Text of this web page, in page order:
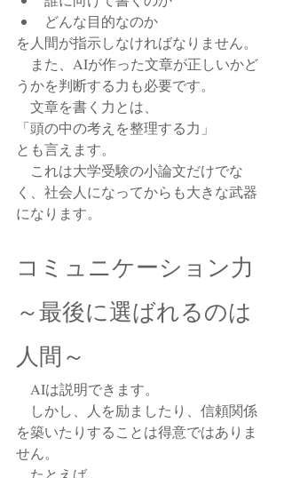
どんな目的なのか
を人間が指示しなければなりません。
また、AIが作った文章が正しいかど
うかを判断する力も必要です。
文章を書く力とは、
「頭の中の考えを整理する力」
とも言えます。
これは大学受験の小論文だけでな
く、社会人になってからも大きな武器
になります。
コミュニケーション力
～最後に選ばれるのは
人間～
AIは説明できます。
しかし、人を励ましたり、信頼関係
を築いたりすることは得意ではありま
せん。
たとえば、